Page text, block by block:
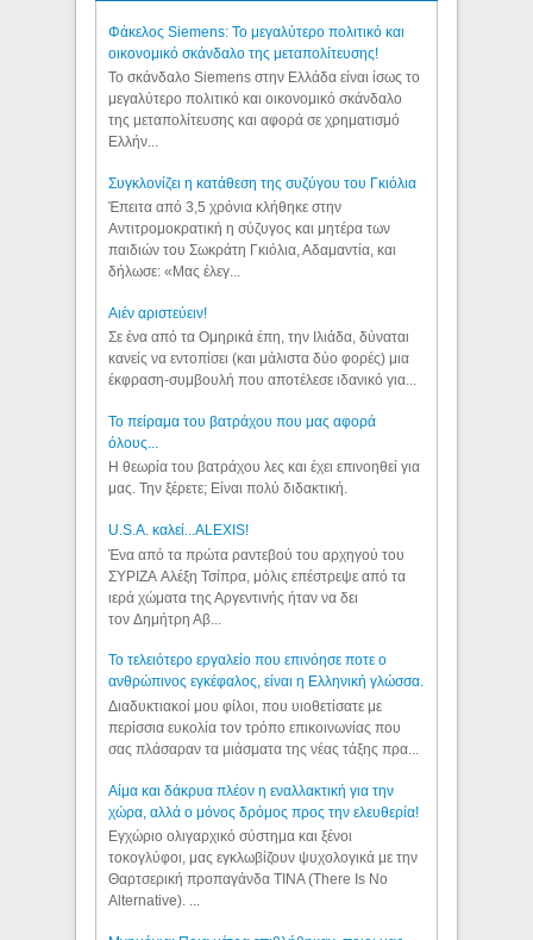
Φάκελος Siemens: Το μεγαλύτερο πολιτικό και
οικονομικό σκάνδαλο της μεταπολίτευσης!
Το σκάνδαλο Siemens στην Ελλάδα είναι ίσως το
μεγαλύτερο πολιτικό και οικονομικό σκάνδαλο
της μεταπολίτευσης και αφορά σε χρηματισμό
Ελλήν...
Συγκλονίζει η κατάθεση της συζύγου του Γκιόλια
Έπειτα από 3,5 χρόνια κλήθηκε στην
Αντιτρομοκρατική η σύζυγος και μητέρα των
παιδιών του Σωκράτη Γκιόλια, Αδαμαντία, και
δήλωσε: «Μας έλεγ...
Aιέν αριστεύειν!
Σε ένα από τα Ομηρικά έπη, την Ιλιάδα, δύναται
κανείς να εντοπίσει (και μάλιστα δύο φορές) μια
έκφραση-συμβουλή που αποτέλεσε ιδανικό για...
Το πείραμα του βατράχου που μας αφορά
όλους...
Η θεωρία του βατράχου λες και έχει επινοηθεί για
μας. Την ξέρετε; Είναι πολύ διδακτική.
U.S.A. καλεί...ALEXIS!
Ένα από τα πρώτα ραντεβού του αρχηγού του
ΣΥΡΙΖΑ Αλέξη Τσίπρα, μόλις επέστρεψε από τα
ιερά χώματα της Αργεντινής ήταν να δει
τον Δημήτρη Αβ...
Το τελειότερο εργαλείο που επινόησε ποτε ο
ανθρώπινος εγκέφαλος, είναι η Ελληνική γλώσσα.
Διαδυκτιακοί μου φίλοι, που υιοθετίσατε με
περίσσια ευκολία τον τρόπο επικοινωνίας που
σας πλάσαραν τα μιάσματα της νέας τάξης πρα...
Αίμα και δάκρυα πλέον η εναλλακτική για την
χώρα, αλλά ο μόνος δρόμος προς την ελευθερία!
Εγχώριο ολιγαρχικό σύστημα και ξένοι
τοκογλύφοι, μας εγκλωβίζουν ψυχολογικά με την
Θαρτσερική προπαγάνδα TINA (There Is No
Alternative). ...